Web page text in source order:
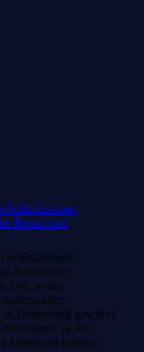
Schlafzimmer:
Betten und
Schlafzimmer:
Betten und
Zeit, in der
allen
Bedeutung gewinnt,
in den
Matratzen können